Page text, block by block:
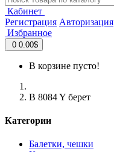
Кабинет
Регистрация Авторизация
Избранное
0 0.00$
В корзине пусто!
B 8084 Y берет
Категории
Балетки, чешки